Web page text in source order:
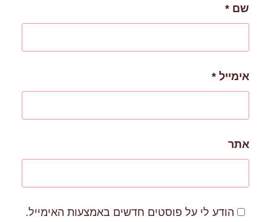
שם *
אימייל *
אתר
הודע לי על פוסטים חדשים באמצעות האימייל.